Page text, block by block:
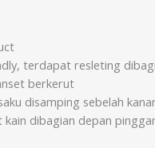
terdapat resleting
berkerut
disamping sebelah
kain dibagian depan